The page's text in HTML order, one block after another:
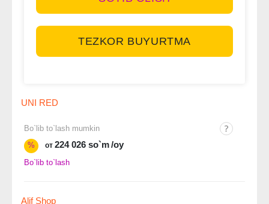
TEZKOR BUYURTMA
UNI RED
Bo`lib to`lash mumkin
%
от 224 026 so`m/oy
Bo`lib to`lash
Alif Shop